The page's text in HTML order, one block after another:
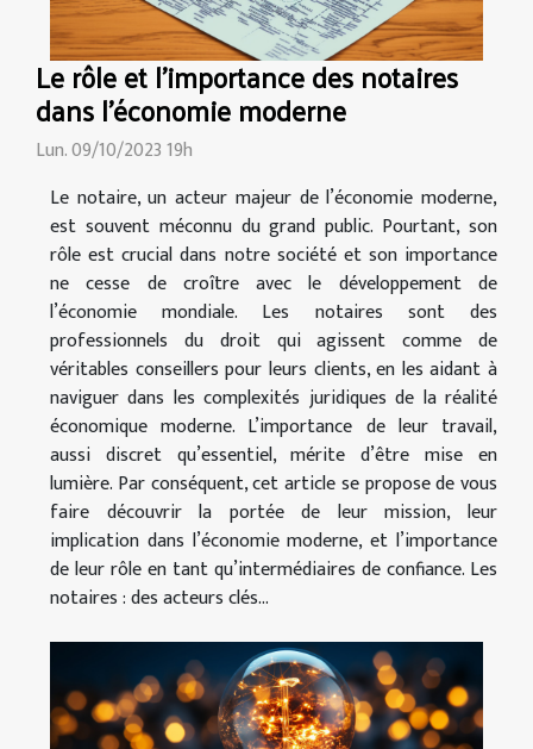
Le rôle et l'importance des notaires
dans l'économie moderne
Lun. 09/10/2023 19h
Le notaire, un acteur majeur de l’économie moderne,
est souvent méconnu du grand public. Pourtant, son
rôle est crucial dans notre société et son importance
ne cesse de croître avec le développement de
l’économie mondiale. Les notaires sont des
professionnels du droit qui agissent comme de
véritables conseillers pour leurs clients, en les aidant à
naviguer dans les complexités juridiques de la réalité
économique moderne. L’importance de leur travail,
aussi discret qu’essentiel, mérite d’être mise en
lumière. Par conséquent, cet article se propose de vous
faire découvrir la portée de leur mission, leur
implication dans l’économie moderne, et l’importance
de leur rôle en tant qu’intermédiaires de confiance. Les
notaires : des acteurs clés...